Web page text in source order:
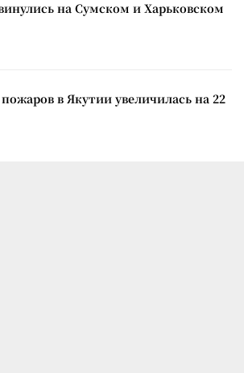
на Сумском и Харьковском
в Якутии увеличилась на 22